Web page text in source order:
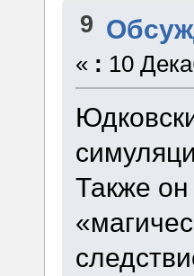
9
« : 10
Также